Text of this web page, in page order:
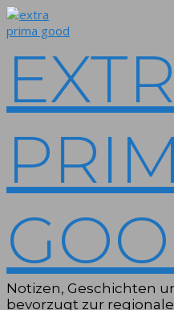
Skip
to
Notizen, Geschichten
bevorzugt zur